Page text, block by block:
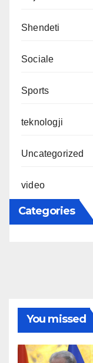
Shendeti
Sociale
Sports
teknologji
Uncategorized
video
Categories
You missed